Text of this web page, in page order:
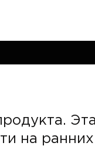
на ранних